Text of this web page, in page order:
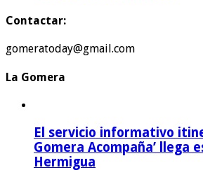
Contactar:
gomeratoday@gmail.com
La Gomera
El servicio informativo
Gomera Acompaña’ llega
Hermigua